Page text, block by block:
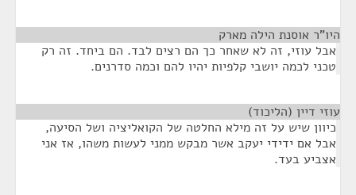
היו"ר אוסנת הילה מארק
אבל עוזי, זה לא שאחר כך הם רצים לבד. הם ביחד. זה רק
טכני לכמה יושבי קלפיות יהיו להם וכמה סדרנים.
עוזי דיין (הליכוד)
כיוון שיש על זה מילא החלטה של הקואליציה ושל הסיעה,
אבל אם ידידי יעקב אשר מבקש ממני לעשות משהו, אז אני
אצביע בעד.